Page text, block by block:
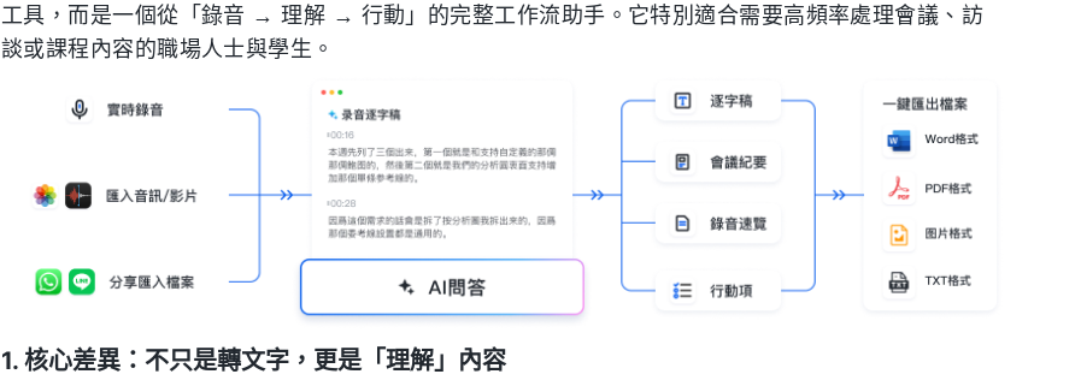
工具，而是一個從「錄音 → 理解 → 行動」的完整工作流助手。它特別適合需要高頻率處理會議、訪
談或課程內容的職場人士與學生。
1. 核心差異：不只是轉文字，更是「理解」內容